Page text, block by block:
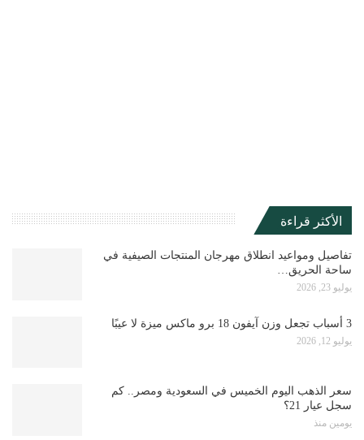
الأكثر قراءة
تفاصيل ومواعيد انطلاق مهرجان المنتجات الصيفية في
ساحة الحريق…
يوليو 23, 2026
3 أسباب تجعل وزن آيفون 18 برو ماكس ميزة لا عيبًا
يوليو 12, 2026
سعر الذهب اليوم الخميس في السعودية ومصر.. كم
سجل عيار 21؟
يومين منذ